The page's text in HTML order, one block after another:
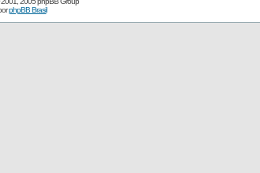
phpBB Brasil